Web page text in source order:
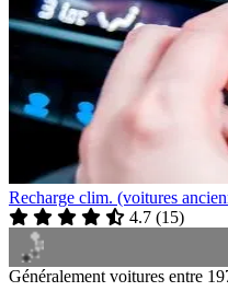
Recharge clim. (voitures
4.7 (15)
Généralement voitures entre